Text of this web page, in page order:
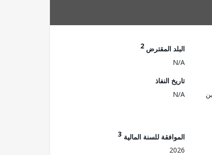
البلد المقترض 2
N/A
تاريخ النفاذ
N/A
الموافقة للسنة المالية 3
2026